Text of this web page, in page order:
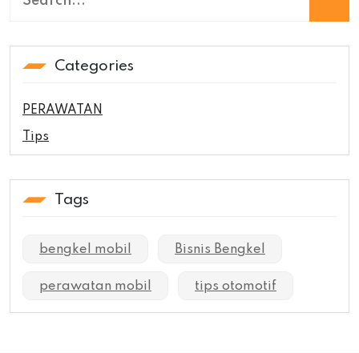
Categories
PERAWATAN
Tips
Tags
bengkel mobil Bisnis Bengkel
perawatan mobil tips otomotif